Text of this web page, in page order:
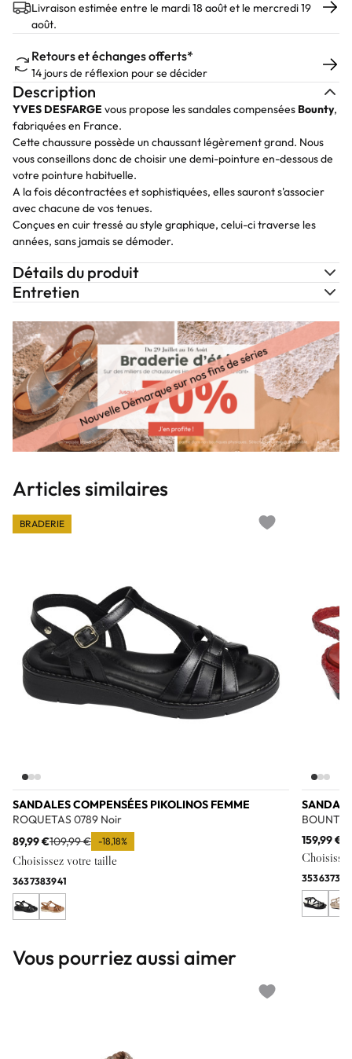
Livraison estimée entre le mardi 18 août et le mercredi 19
août.
Retours et échanges offerts*
14 jours de réflexion pour se décider
Description
YVES DESFARGE vous propose les sandales compensées Bounty,
fabriquées en France.
Cette chaussure possède un chaussant légèrement grand. Nous
vous conseillons donc de choisir une demi-pointure en-dessous de
votre pointure habituelle.
A la fois décontractées et sophistiquées, elles sauront s'associer
avec chacune de vos tenues.
Conçues en cuir tressé au style graphique, celui-ci traverse les
années, sans jamais se démoder.
Détails du produit
Entretien
Articles similaires
SANDALES COMPENSÉES PIKOLINOS FEMME
ROQUETAS 0789 Noir
89,99 €109,99 € -18,18%
Choisissez votre taille
3637383941
BRADERIE
BOUNTY
159,99 €
35363739
Vous pourriez aussi aimer